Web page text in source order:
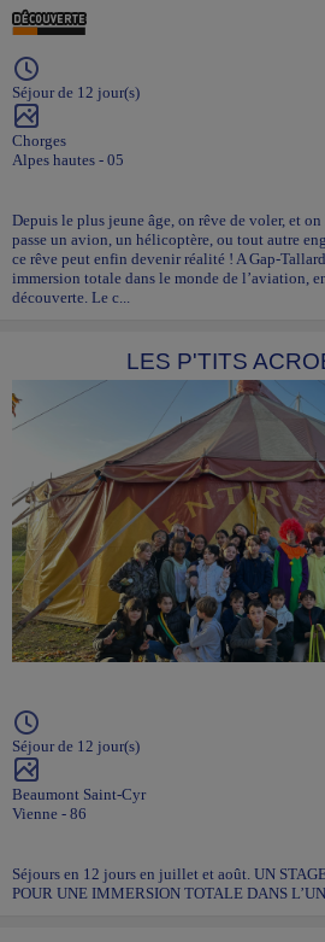
Séjour de 12 jour(s)
Chorges
Alpes hautes - 05
Depuis le plus jeune âge, on rêve de voler, et
passe un avion, un hélicoptère, ou tout autre
ce rêve peut enfin devenir réalité ! A Gap-
immersion totale dans le monde de l’aviation,
découverte. Le c...
LES P'TITS
Séjour de 12 jour(s)
Beaumont Saint-Cyr
Vienne - 86
Séjours en 12 jours en juillet et août. UN
POUR UNE IMMERSION TOTALE DANS